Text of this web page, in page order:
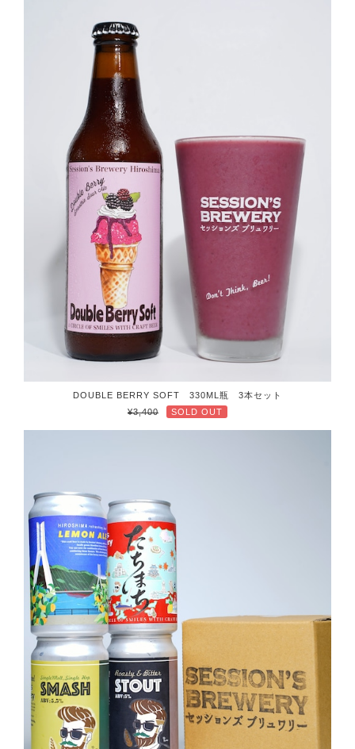
DOUBLE BERRY SOFT 330ML瓶 3本セット
¥3,400
SOLD OUT